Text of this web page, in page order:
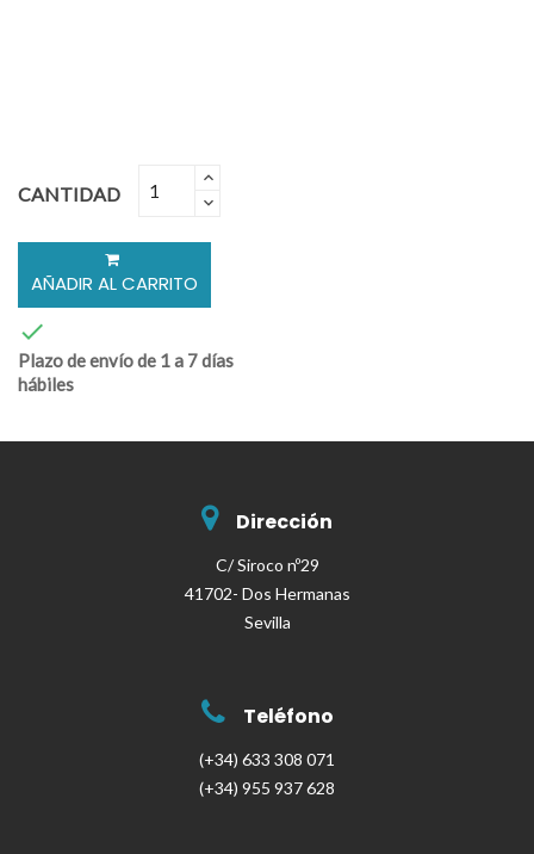
CANTIDAD
AÑADIR AL CARRITO

Plazo de envío de 1 a 7 días
hábiles
Dirección
C/ Siroco nº29
41702- Dos Hermanas
Sevilla
Teléfono
(+34) 633 308 071
(+34) 955 937 628